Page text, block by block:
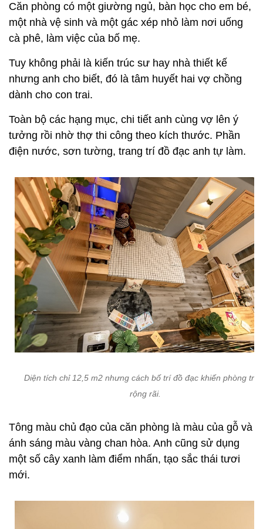
Căn phòng có một giường ngủ, bàn học cho em bé,
một nhà vệ sinh và một gác xép nhỏ làm nơi uống
cà phê, làm việc của bố mẹ.
Tuy không phải là kiến trúc sư hay nhà thiết kế
nhưng anh cho biết, đó là tâm huyết hai vợ chồng
dành cho con trai.
Toàn bộ các hạng mục, chi tiết anh cùng vợ lên ý
tưởng rồi nhờ thợ thi công theo kích thước. Phần
điện nước, sơn tường, trang trí đồ đạc anh tự làm.
Diện tích chỉ 12,5 m2 nhưng cách bố trí đồ đạc khiến phòng
rộng rãi.
Tông màu chủ đạo của căn phòng là màu của gỗ và
ánh sáng màu vàng chan hòa. Anh cũng sử dụng
một số cây xanh làm điểm nhấn, tạo sắc thái tươi
mới.